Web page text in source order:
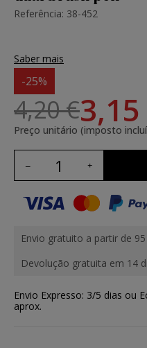
Referência: 38-452
Saber mais
-25%
4,20 €
Preço unitário (imposto
Envio gratuito a partir de
Devolução gratuita em 14
Envio Expresso: 3/5 dias ou
aprox.